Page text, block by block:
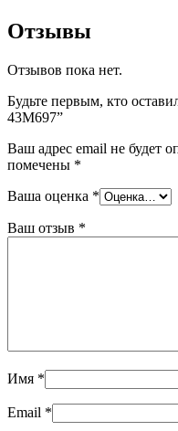
Отзывы
Отзывов пока нет.
Будьте первым, кто
43M697”
Ваш адрес email не будет
помечены *
Ваша оценка *
Ваш отзыв *
Имя *
Email *